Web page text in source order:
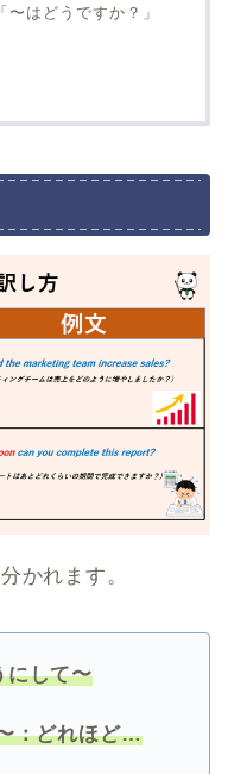
はどうですか？」
かれます。
にして〜
：どれほど…